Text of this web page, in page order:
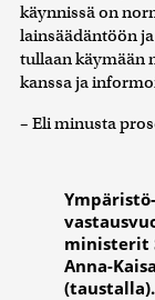
käynnissä on
lainsäädäntöön
tullaan käymään
kanssa ja
– Eli minusta
ministerit
Anna-
(taustalla).